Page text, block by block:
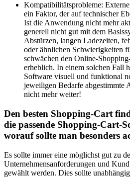
Kompatibilitätsprobleme:
ein Faktor, der auf technischer
Ist die Anwendung nicht mehr
generell nicht gut mit dem
Abstürzen, langen Ladezeiten,
oder ähnlichen Schwierigkeiten
schwächen den Online-
erheblich. In einem solchen Fall
Software visuell und funktional
jeweiligen Bedarfe abgestimmte
nicht mehr weiter!
Den besten Shopping-Cart
die passende Shopping-Cart-
worauf sollte man besonders
Es sollte immer eine möglichst gut zu
Unternehmensanforderungen und
gewählt werden. Dies sollte